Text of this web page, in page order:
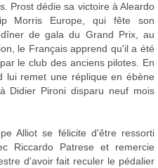
Prost dédie sa victoire à Aleardo
Morris Europe, qui fête son
de gala du Grand Prix, au
le Français apprend qu'il a été
le club des anciens pilotes. En
lui remet une réplique en ébène
Didier Pironi disparu neuf mois
Alliot se félicite d'être ressorti
Riccardo Patrese et remercie
d'avoir fait reculer le pédalier